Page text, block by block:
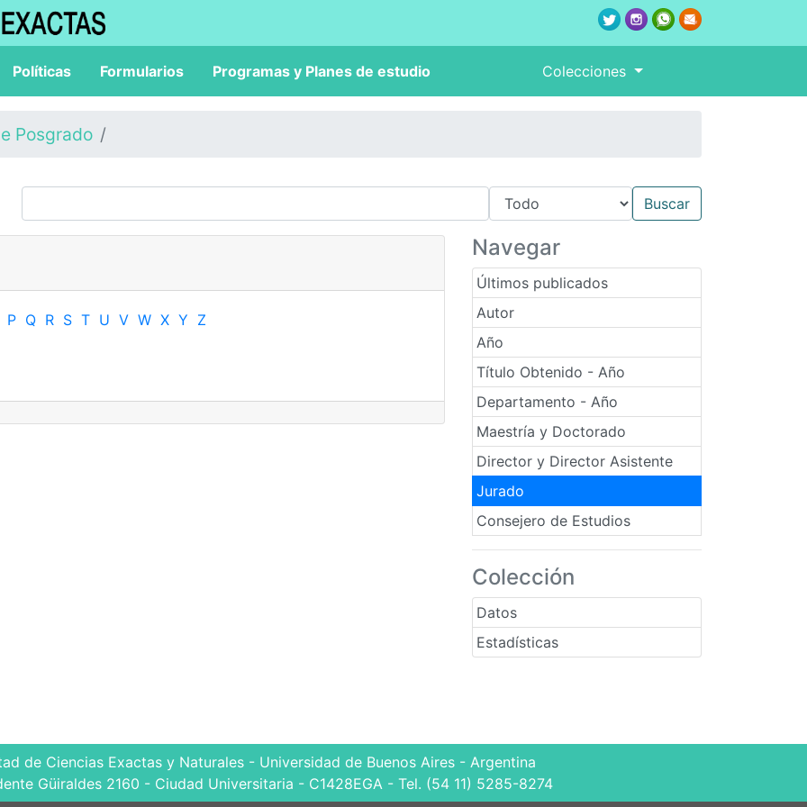
Políticas Formularios Programas y Planes de estudio Colecciones
Posgrado
Navegar
Últimos publicados
Autor
Año
Título Obtenido - Año
Departamento - Año
Maestría y Doctorado
Director y Director Asistente
Jurado
Consejero de Estudios
Colección
Datos
Estadísticas
P Q R S T U V W X Y Z
de Ciencias Exactas y Naturales - Universidad de Buenos Aires - Argentina
Güiraldes 2160 - Ciudad Universitaria - C1428EGA - Tel. (54 11) 5285-8274